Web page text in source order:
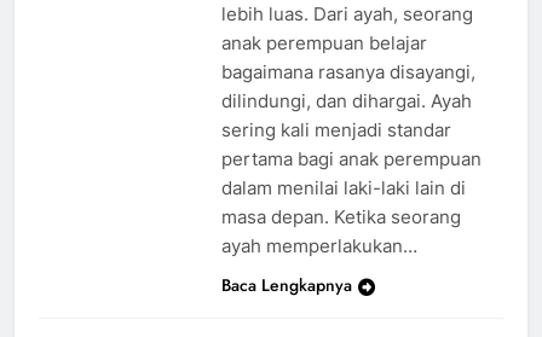
lebih luas. Dari ayah, seorang
anak perempuan belajar
bagaimana rasanya disayangi,
dilindungi, dan dihargai. Ayah
sering kali menjadi standar
pertama bagi anak perempuan
dalam menilai laki-laki lain di
masa depan. Ketika seorang
ayah memperlakukan…
Baca Lengkapnya